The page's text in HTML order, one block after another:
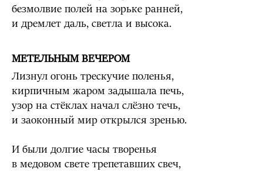
безмолвие полей на зорьке ранней,
и дремлет даль, светла и высока.
МЕТЕЛЬНЫМ ВЕЧЕРОМ
Лизнул огонь трескучие поленья,
кирпичным жаром задышала печь,
узор на стёклах начал слёзно течь,
и заоконный мир открылся зренью.
И были долгие часы творенья
в медовом свете трепетавших свеч,